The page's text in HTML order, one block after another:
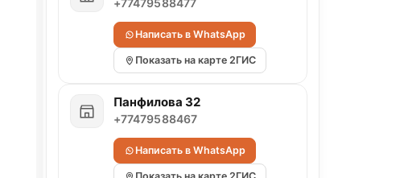
Написать в WhatsApp
Показать на карте 2ГИС
Панфилова 32
+77479588467
Написать в WhatsApp